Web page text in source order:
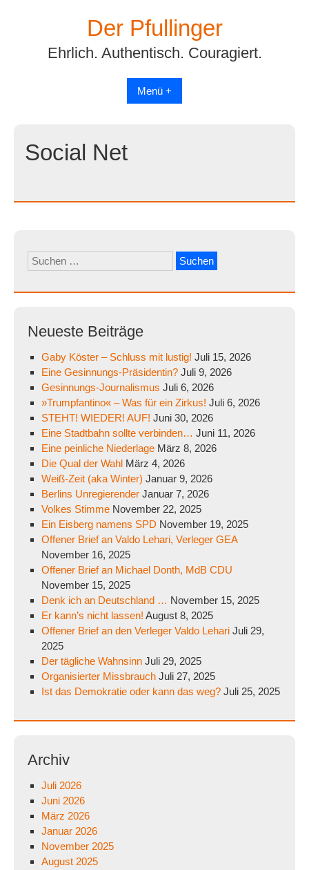
Der Pfullinger
Ehrlich. Authentisch. Couragiert.
Menü +
Social Net
Suchen
nach:
Neueste Beiträge
Gaby Köster – Schluss mit lustig! Juli 15, 2026
Eine Gesinnungs-Präsidentin? Juli 9, 2026
Gesinnungs-Journalismus Juli 6, 2026
»Trumpfantino« – Was für ein Zirkus! Juli 6, 2026
STEHT! WIEDER! AUF! Juni 30, 2026
Eine Stadtbahn sollte verbinden… Juni 11, 2026
Eine peinliche Niederlage März 8, 2026
Die Qual der Wahl März 4, 2026
Weiß-Zeit (aka Winter) Januar 9, 2026
Berlins Unregierender Januar 7, 2026
Volkes Stimme November 22, 2025
Ein Eisberg namens SPD November 19, 2025
Offener Brief an Valdo Lehari, Verleger GEA
November 16, 2025
Offener Brief an Michael Donth, MdB CDU
November 15, 2025
Denk ich an Deutschland … November 15, 2025
Er kann’s nicht lassen! August 8, 2025
Offener Brief an den Verleger Valdo Lehari Juli 29,
2025
Der tägliche Wahnsinn Juli 29, 2025
Organisierter Missbrauch Juli 27, 2025
Ist das Demokratie oder kann das weg? Juli 25, 2025
Archiv
Juli 2026
Juni 2026
März 2026
Januar 2026
November 2025
August 2025